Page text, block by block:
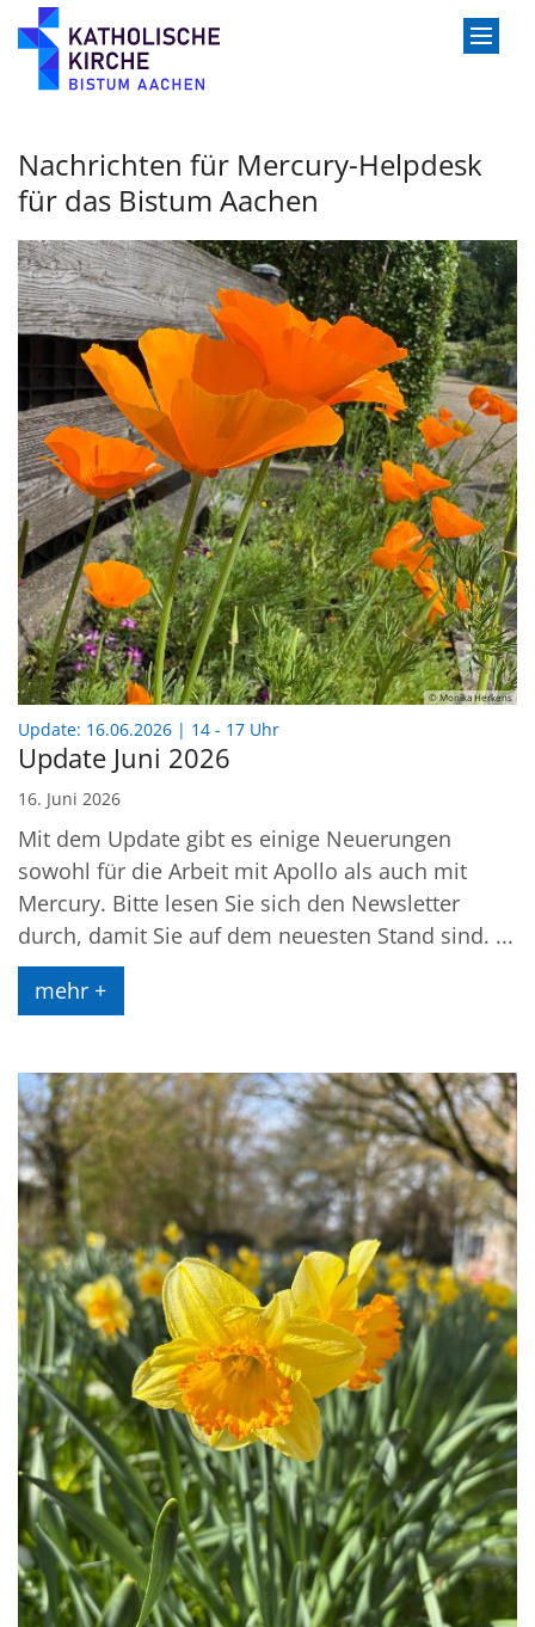
Zum Inhalt springen
Nachrichten für Mercury-Helpdesk
für das Bistum Aachen
© Monika Herkens
Update: 16.06.2026 | 14 - 17 Uhr:
Update Juni 2026
16. Juni 2026
Mit dem Update gibt es einige Neuerungen
sowohl für die Arbeit mit Apollo als auch mit
Mercury. Bitte lesen Sie sich den Newsletter
durch, damit Sie auf dem neuesten Stand sind. ...
mehr +